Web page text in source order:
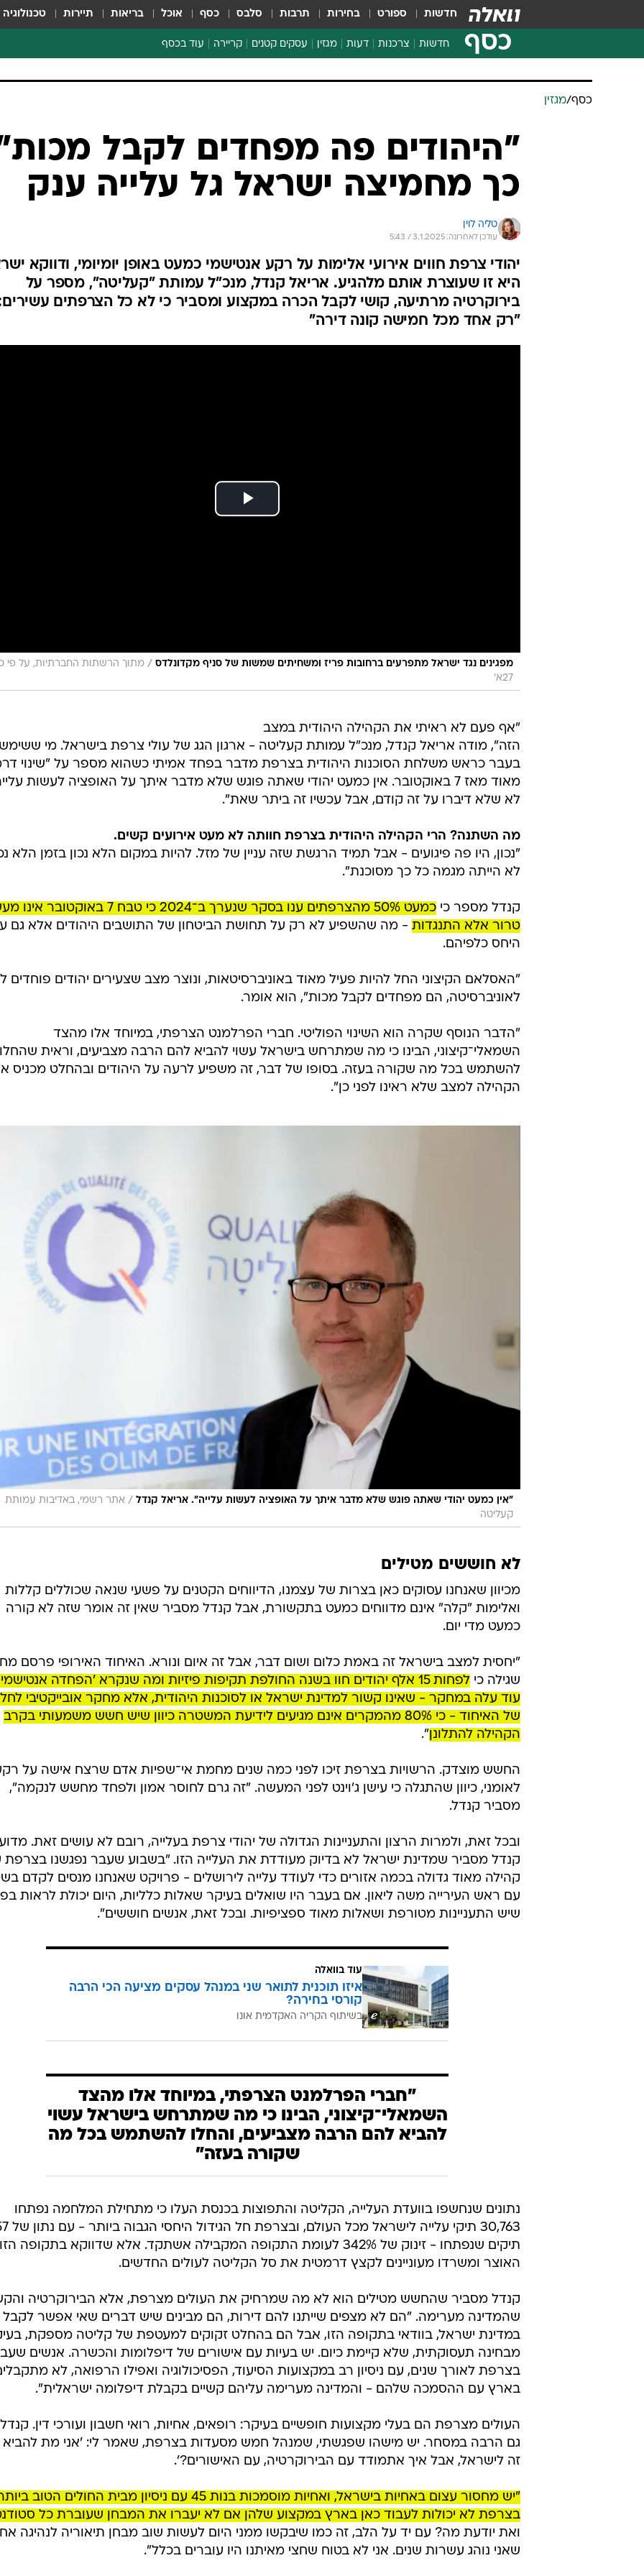
חדשות ספורט בחירות תרבות סלבס כסף אוכל בריאות תיירות טכנולוגיה
כסף חדשות צרכנות
צרכנות פיננסית
דעות מגזין עסקים קטנים קריירה עוד בכסף
הלאונג'
ספורט ביזנס
כסף/מגזין
"היהודים פה מפחדים לקבל
כך מחמיצה ישראל גל עלייה ענק
טליה לוין
עודכן לאחרונה: 3.1.2025 / 5:43
יהודי צרפת חווים אירועי אלימות על רקע אנטישמי כמעט באופן יומיומי, ודווקא
היא זו שעוצרת אותם מלהגיע. אריאל קנדל, מנכ"ל עמותת "קעליטה", מספר על
בירוקרטיה מרתיעה, קושי לקבל הכרה במקצוע ומסביר כי לא כל הצרפתים
"רק אחד מכל חמישה קונה דירה"
מפגינים נגד ישראל מתפרעים ברחובות פריז ומשחיתים שמשות של סניף מקדונלדס / מתוך הרשתות החברתיות, על פי
27א'
"אף פעם לא ראיתי את הקהילה היהודית במצב
הזה", מודה אריאל קנדל, מנכ"ל עמותת קעליטה - ארגון הגג של עולי צרפת בישראל. מי ששימש
בעבר כראש משלחת הסוכנות היהודית בצרפת מדבר בפחד אמיתי כשהוא מספר על "שינוי
מאוד מאז 7 באוקטובר. אין כמעט יהודי שאתה פוגש שלא מדבר איתך על האופציה לעשות
לא שלא דיברו על זה קודם, אבל עכשיו זה ביתר שאת".
מה השתנה? הרי הקהילה היהודית בצרפת חוותה לא מעט אירועים קשים.
"נכון, היו פה פיגועים - אבל תמיד הרגשת שזה עניין של מזל. להיות במקום הלא נכון בזמן הלא
לא הייתה מגמה כל כך מסוכנת".
קנדל מספר כי
כמעט 50% מהצרפתים ענו בסקר שנערך ב־2024 כי טבח 7
טרור אלא התנגדות - מה שהשפיע לא רק על תחושת הביטחון של התושבים היהודים אלא גם
היחס כלפיהם.
"האסלאם הקיצוני החל להיות פעיל מאוד באוניברסיטאות, ונוצר מצב שצעירים יהודים פוחדים
לאוניברסיטה, הם מפחדים לקבל מכות", הוא אומר.
"הדבר הנוסף שקרה הוא השינוי הפוליטי. חברי הפרלמנט הצרפתי, במיוחד אלו מהצד
השמאלי־קיצוני, הבינו כי מה שמתרחש בישראל עשוי להביא להם הרבה מצביעים, וראית שהחלו
להשתמש בכל מה שקורה בעזה. בסופו של דבר, זה משפיע לרעה על היהודים ובהחלט מכניס
הקהילה למצב שלא ראינו לפני כן".
"אין כמעט יהודי שאתה פוגש שלא מדבר איתך על האופציה לעשות עלייה". אריאל קנדל / אתר רשמי, באדיבות עמותת
קעליטה
לא חוששים מטילים
מכיוון שאנחנו עסוקים כאן בצרות של עצמנו, הדיווחים הקטנים על פשעי שנאה שכוללים קללות
ואלימות "קלה" אינם מדווחים כמעט בתקשורת, אבל קנדל מסביר שאין זה אומר שזה לא קורה
כמעט מדי יום.
"יחסית למצב בישראל זה באמת כלום ושום דבר, אבל זה איום ונורא. האיחוד האירופי פרסם
שגילה כי
לפחות 15 אלף יהודים חוו בשנה החולפת תקיפות פיזיות ומה שנקרא 'הפחדה
עוד עלה במחקר - שאינו קשור למדינת ישראל או לסוכנות היהודית, אלא מחקר אובייקטיבי
של האיחוד - כי 80% מהמקרים אינם מגיעים לידיעת המשטרה כיוון שיש חשש משמעותי בקרב
הקהילה להתלונן ".
החשש מוצדק. הרשויות בצרפת זיכו לפני כמה שנים מחמת אי־שפיות אדם שרצח אישה על
לאומני, כיוון שהתגלה כי עישן ג'וינט לפני המעשה. "זה גרם לחוסר אמון ולפחד מחשש לנקמה",
מסביר קנדל.
ובכל זאת, ולמרות הרצון והתעניינות הגדולה של יהודי צרפת בעלייה, רובם לא עושים זאת.
קנדל מסביר שמדינת ישראל לא בדיוק מעודדת את העלייה הזו. "בשבוע שעבר נפגשנו בצרפת
קהילה מאוד גדולה בכמה אזורים כדי לעודד עלייה לירושלים - פרויקט שאנחנו מנסים לקדם
עם ראש העירייה משה ליאון. אם בעבר היו שואלים בעיקר שאלות כלליות, היום יכולת לראות
שיש התעניינות מטורפת ושאלות מאוד ספציפיות. ובכל זאת, אנשים חוששים".
עוד בוואלה
איזו תוכנית לתואר שני במנהל עסקים מציעה הכי הרבה
קורסי בחירה?
בשיתוף הקריה האקדמית אונו
"חברי הפרלמנט הצרפתי, במיוחד אלו מהצד
השמאלי־קיצוני, הבינו כי מה שמתרחש בישראל עשוי
להביא להם הרבה מצביעים, והחלו להשתמש בכל מה
שקורה בעזה"
נתונים שנחשפו בוועדת העלייה, הקליטה והתפוצות בכנסת העלו כי מתחילת המלחמה נפתחו
30,763 תיקי
תיקים שנפתחו - זינוק של 342% לעומת התקופה המקבילה אשתקד. אלא שדווקא בתקופה
האוצר ומשרדו מעוניינים לקצץ דרמטית את סל הקליטה לעולים החדשים.
קנדל מסביר שהחשש מטילים הוא לא מה שמרחיק את העולים מצרפת, אלא הבירוקרטיה
שהמדינה מערימה. "הם לא מצפים שייתנו להם דירות, הם מבינים שיש דברים שאי אפשר לקבל
במדינת ישראל, בוודאי בתקופה הזו, אבל הם בהחלט זקוקים למעטפת של קליטה מספקת,
מבחינה תעסוקתית, שלא קיימת כיום. יש בעיות עם אישורים של דיפלומות והכשרה. אנשים
בצרפת לאורך שנים, עם ניסיון רב במקצועות הסיעוד, הפסיכולוגיה ואפילו הרפואה, לא
בארץ עם ההסמכה שלהם - והמדינה מערימה עליהם קשיים בקבלת דיפלומה ישראלית".
העולים מצרפת הם בעלי מקצועות חופשיים בעיקר: רופאים, אחיות, רואי חשבון ועורכי דין.
גם הרבה במסחר. יש מישהו שפגשתי, שמנהל חמש מסעדות בצרפת, שאמר לי: 'אני מת
זה לישראל, אבל איך אתמודד עם הבירוקרטיה, עם האישורים?'.
"יש מחסור עצום באחיות בישראל, ואחיות מוסמכות בנות 45 עם ניסיון מבית החולים הטוב
בצרפת לא יכולות לעבוד כאן בארץ במקצוע שלהן אם לא יעברו את המבחן שעוברת כל
ואת יודעת מה? עם יד על הלב, זה כמו שיבקשו ממני היום לעשות שוב מבחן תיאוריה לנהיגה
שאני נוהג עשרות שנים. אני לא בטוח שחצי מאיתנו היו עוברים בכלל".